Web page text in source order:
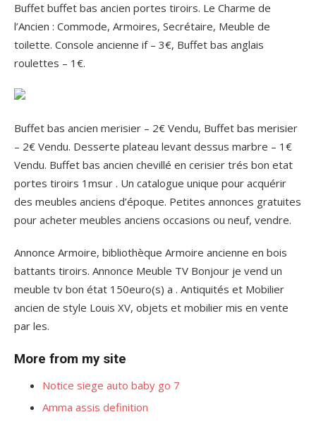
Buffet buffet bas ancien portes tiroirs. Le Charme de
l’Ancien : Commode, Armoires, Secrétaire, Meuble de
toilette. Console ancienne if – 3€, Buffet bas anglais
roulettes – 1€.
Buffet bas ancien merisier – 2€ Vendu, Buffet bas merisier
– 2€ Vendu. Desserte plateau levant dessus marbre – 1€
Vendu. Buffet bas ancien chevillé en cerisier trés bon etat
portes tiroirs 1msur . Un catalogue unique pour acquérir
des meubles anciens d’époque. Petites annonces gratuites
pour acheter meubles anciens occasions ou neuf, vendre.
Annonce Armoire, bibliothèque Armoire ancienne en bois
battants tiroirs. Annonce Meuble TV Bonjour je vend un
meuble tv bon état 150euro(s) a . Antiquités et Mobilier
ancien de style Louis XV, objets et mobilier mis en vente
par les.
More from my site
Notice siege auto baby go 7
Amma assis definition